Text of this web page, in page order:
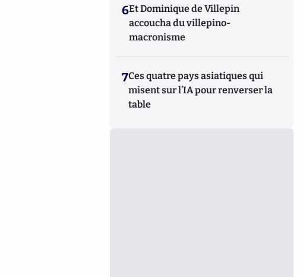
6Et Dominique de Villepin
accoucha du villepino-
macronisme
7Ces quatre pays asiatiques qui
misent sur l’IA pour renverser la
table